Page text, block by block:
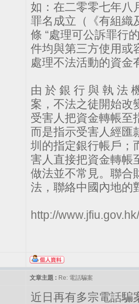
如：在二零零七年八
罪名成立（《有組織
條 “處理可公訴罪行
件均與第三方使用或
處理不法活動的資金
由 於 銀 行 與 執 法
案，不法之徒開始改
受害人把資金轉帳至
而是指示受害人經匯
圳的指定銀行帳戶；
害人直接把資金轉帳
做法並不常見。聯合
法，聯絡中國內地的
http://
文章主題 : Re: 電話騙案
近日再有多宗電話騙